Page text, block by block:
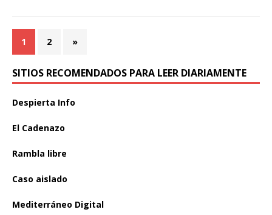
1 2 »
SITIOS RECOMENDADOS PARA LEER DIARIAMENTE
Despierta Info
El Cadenazo
Rambla libre
Caso aislado
Mediterráneo Digital